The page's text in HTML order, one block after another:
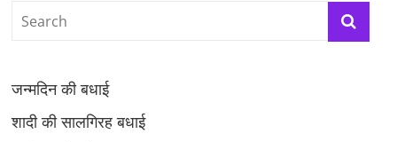
जन्मदिन की बधाई
शादी की सालगिरह बधाई